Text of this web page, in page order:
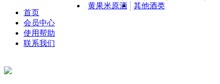
首页
会员中心
使用帮助
联系我们
黄果米原酒 其他酒类